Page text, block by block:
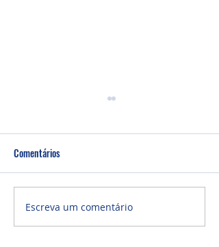
Comentários
Escreva um comentário